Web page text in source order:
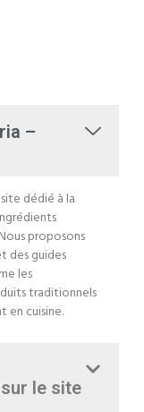
–
dédié à la
proposons
des guides
les
traditionnels
en cuisine.
le site